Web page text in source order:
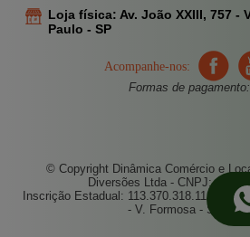
Loja física: Av. João XXIII, 757 -
Paulo - SP
Acompanhe-nos:
Formas de pagamento:
© Copyright Dinâmica Comércio e
Diversões Ltda - CNPJ:
Inscrição Estadual: 113.370.318.112 -
- V. Formosa - S. Paulo